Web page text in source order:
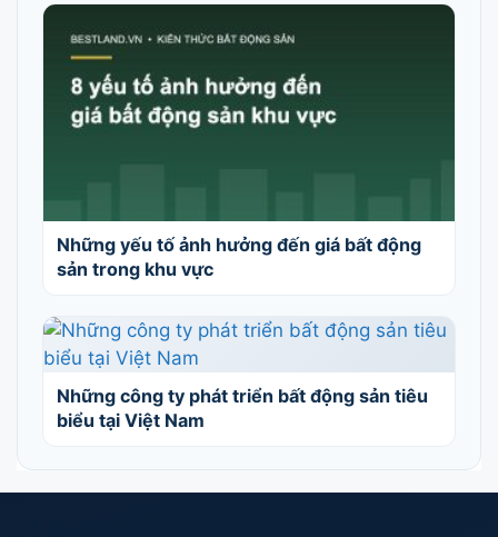
Những yếu tố ảnh hưởng đến giá bất động
sản trong khu vực
Những công ty phát triển bất động sản tiêu
biểu tại Việt Nam